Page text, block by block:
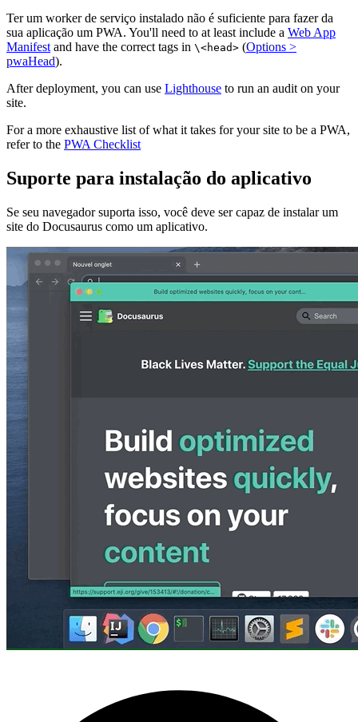
Ter um worker de serviço instalado não é suficiente para fazer da
sua aplicação um PWA. You'll need to at least include a Web App
Manifestand have the correct tags in \<head> (Options >
pwaHead).
After deployment, you can use Lighthouse to run an audit on your
site.
For a more exhaustive list of what it takes for your site to be a PWA,
refer to the PWA Checklist
Suporte para instalação do aplicativo
Se seu navegador suporta isso, você deve ser capaz de instalar um
site do Docusaurus como um aplicativo.